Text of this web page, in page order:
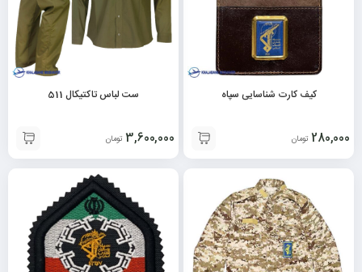
کیف کارت شناسایی سپاه
280,000 تومان
ست لباس تاکتیکال 511
3,600,000 تومان